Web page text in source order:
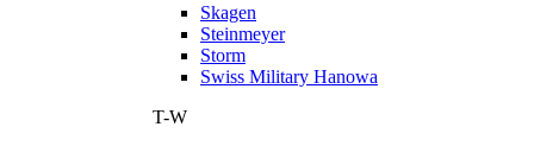
Skagen
Steinmeyer
Storm
Swiss Military Hanowa
T-W